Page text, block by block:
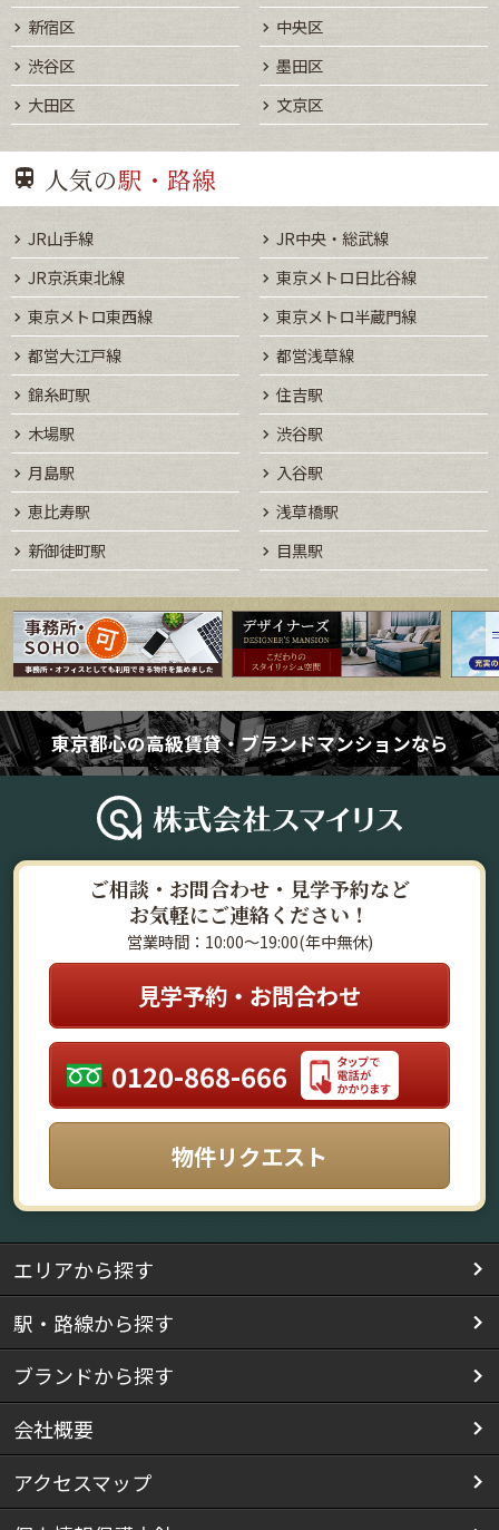
新宿区
中央区
渋谷区
墨田区
大田区
文京区
人気の駅・路線
JR山手線
JR中央・総武線
JR京浜東北線
東京メトロ日比谷線
東京メトロ東西線
東京メトロ半蔵門線
都営大江戸線
都営浅草線
錦糸町駅
住吉駅
木場駅
渋谷駅
月島駅
入谷駅
恵比寿駅
浅草橋駅
新御徒町駅
目黒駅
東京都心の高級賃貸・ブランドマンションなら
ご相談・お問合わせ・見学予約など
お気軽にご連絡ください！
営業時間：10:00～19:00(年中無休)
見学予約・お問合わせ
0120-868-666
物件リクエスト
エリアから探す
駅・路線から探す
ブランドから探す
会社概要
アクセスマップ